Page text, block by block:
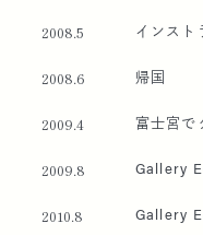
2008.5 インスト
2008.6 帰国
2009.4 富士宮で
2009.8 Gallery
2010.8 Gallery